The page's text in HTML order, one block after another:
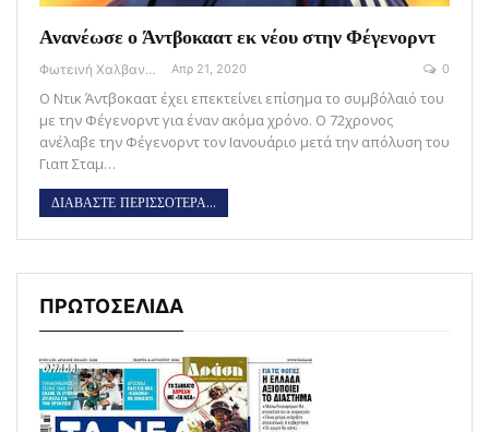
Ανανέωσε ο Άντβοκαατ εκ νέου στην Φέγενορντ
Φωτεινή Χαλβαντζή Απρ 21, 2020 0
Ο Ντικ Άντβοκαατ έχει επεκτείνει επίσημα το συμβόλαιό του
με την Φέγενορντ για έναν ακόμα χρόνο. Ο 72χρονος
ανέλαβε την Φέγενορντ τον Ιανουάριο μετά την απόλυση του
Γιαπ Σταμ…
ΔΙΑΒΑΣΤΕ ΠΕΡΙΣΣΟΤΕΡΑ...
ΠΡΩΤΟΣΕΛΙΔΑ